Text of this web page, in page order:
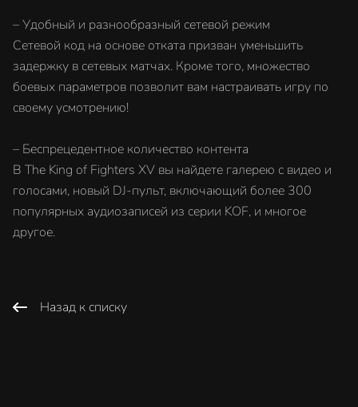
– Удобный и разнообразный сетевой режим
Сетевой код на основе отката призван уменьшить
задержку в сетевых матчах. Кроме того, множество
боевых параметров позволит вам настраивать игру по
своему усмотрению!
– Беспрецедентное количество контента
В The King of Fighters XV вы найдете галерею с видео и
голосами, новый DJ-пульт, включающий более 300
популярных аудиозаписей из серии KOF, и многое
другое.
Назад к списку